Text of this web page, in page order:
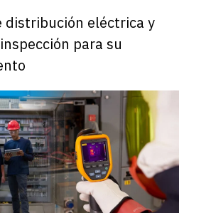
distribución eléctrica y
para su